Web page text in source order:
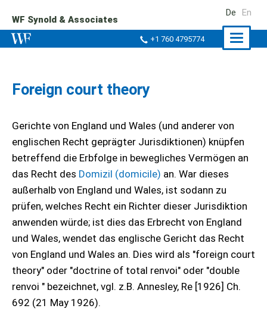
WF Synold & Associates
+1 760 4795774
De En
Foreign court theory
Gerichte von England und Wales (und anderer von
englischen Recht geprägter Jurisdiktionen) knüpfen
betreffend die Erbfolge in bewegliches Vermögen an
das Recht des Domizil (domicile) an. War dieses
außerhalb von England und Wales, ist sodann zu
prüfen, welches Recht ein Richter dieser Jurisdiktion
anwenden würde; ist dies das Erbrecht von England
und Wales, wendet das englische Gericht das Recht
von England und Wales an. Dies wird als "foreign court
theory" oder "doctrine of total renvoi" oder "double
renvoi " bezeichnet, vgl. z.B. Annesley, Re [1926] Ch.
692 (21 May 1926).